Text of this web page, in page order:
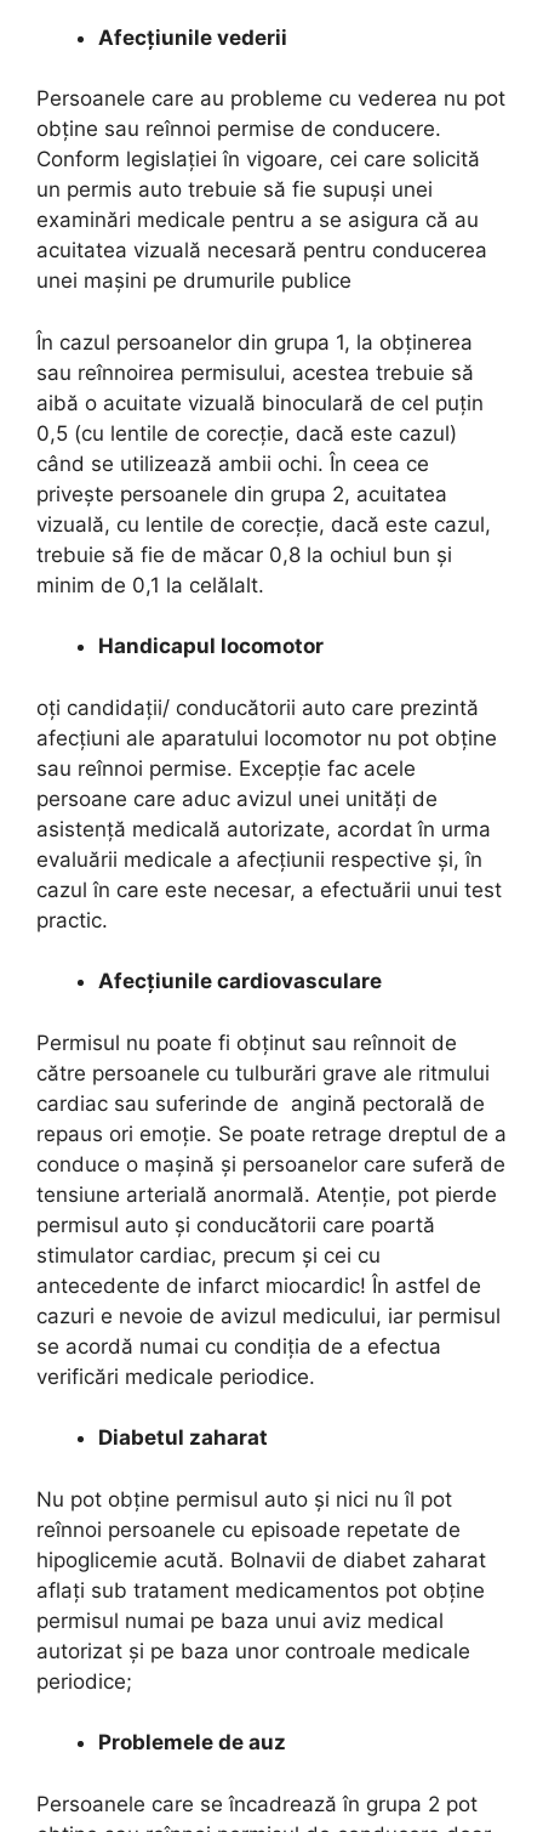
Afecțiunile vederii
Persoanele care au probleme cu vederea nu pot
obţine sau reînnoi permise de conducere.
Conform legislației în vigoare, cei care solicită
un permis auto trebuie să fie supuși unei
examinări medicale pentru a se asigura că au
acuitatea vizuală necesară pentru conducerea
unei mașini pe drumurile publice
În cazul persoanelor din grupa 1, la obținerea
sau reînnoirea permisului, acestea trebuie să
aibă o acuitate vizuală binoculară de cel puțin
0,5 (cu lentile de corecție, dacă este cazul)
când se utilizează ambii ochi. În ceea ce
privește persoanele din grupa 2, acuitatea
vizuală, cu lentile de corecție, dacă este cazul,
trebuie să fie de măcar 0,8 la ochiul bun și
minim de 0,1 la celălalt.
Handicapul locomotor
oți candidații/ conducătorii auto care prezintă
afecţiuni ale aparatului locomotor nu pot obține
sau reînnoi permise. Excepție fac acele
persoane care aduc avizul unei unităţi de
asistenţă medicală autorizate, acordat în urma
evaluării medicale a afecţiunii respective şi, în
cazul în care este necesar, a efectuării unui test
practic.
Afecțiunile cardiovasculare
Permisul nu poate fi obţinut sau reînnoit de
către persoanele cu tulburări grave ale ritmului
cardiac sau suferinde de angină pectorală de
repaus ori emoţie. Se poate retrage dreptul de a
conduce o mașină și persoanelor care suferă de
tensiune arterială anormală. Atenție, pot pierde
permisul auto și conducătorii care poartă
stimulator cardiac, precum şi cei cu
antecedente de infarct miocardic! În astfel de
cazuri e nevoie de avizul medicului, iar permisul
se acordă numai cu condiţia de a efectua
verificări medicale periodice.
Diabetul zaharat
Nu pot obține permisul auto și nici nu îl pot
reînnoi persoanele cu episoade repetate de
hipoglicemie acută. Bolnavii de diabet zaharat
aflați sub tratament medicamentos pot obține
permisul numai pe baza unui aviz medical
autorizat şi pe baza unor controale medicale
periodice;
Problemele de auz
Persoanele care se încadrează în grupa 2 pot